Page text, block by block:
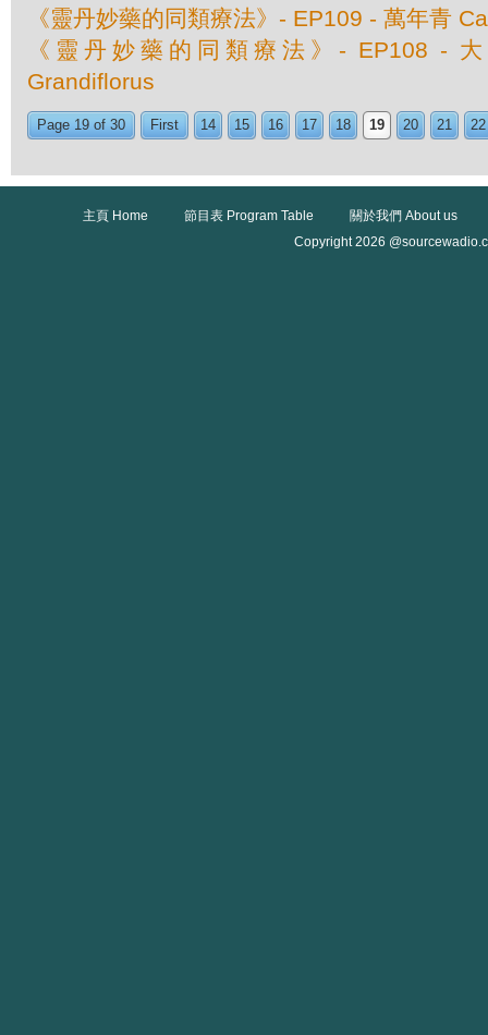
《靈丹妙藥的同類療法》- EP109 - 萬年青
《靈丹妙藥的同類療法》- EP108 -
Grandiflorus
Page 19 of 30 First 14 15 16 17 18 19 20 21 22
主頁 Home 節目表 Program Table
關於我們 About us
Copyright 2026